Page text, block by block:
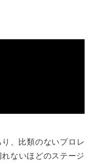
、比類のないプロレ
ないほどのステージ